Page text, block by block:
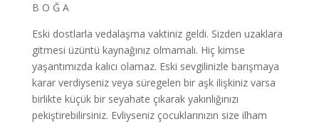
B O Ğ A
Eski dostlarla vedalaşma vaktiniz geldi. Sizden uzaklara
gitmesi üzüntü kaynağınız olmamalı. Hiç kimse
yaşantımızda kalıcı olamaz. Eski sevgilinizle barışmaya
karar verdiyseniz veya süregelen bir aşk ilişkiniz varsa
birlikte küçük bir seyahate çıkarak yakınlığınızı
pekiştirebilirsiniz. Evliyseniz çocuklarınızın size ilham